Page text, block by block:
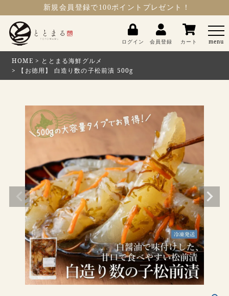
新規会員登録で100ポイントプレゼント！
ログイン 会員登録 カート menu
HOME
ととまる海鮮グルメ
【お徳用】 白造り数の子松前漬 500g